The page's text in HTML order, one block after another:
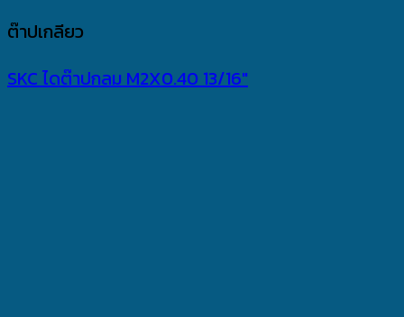
ต๊าปเกลียว
SKC ไดต๊าปกลม M2X0.40 13/16″